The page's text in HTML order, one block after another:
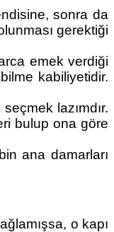
sonra da
gerektiği
emek verdiği
kabiliyetidir.
lazımdır.
bulup ona göre
ana damarları
o kapı